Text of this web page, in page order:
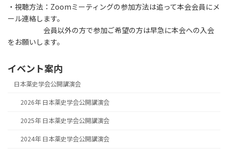
・視聴方法：Zoomミーティングの参加方法は追って本会会員にメ
ール連絡します。
会員以外の方で参加ご希望の方は早急に本会への入会
をお願いします。
イベント案内
日本薬史学会公開講演会
2026年 日本薬史学会公開講演会
2025年 日本薬史学会公開講演会
2024年 日本薬史学会公開講演会